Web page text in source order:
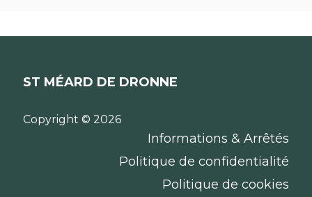
ST MÉARD DE DRONNE
Copyright © 2026
Informations & Arrêtés
Politique de confidentialité
Politique de cookies